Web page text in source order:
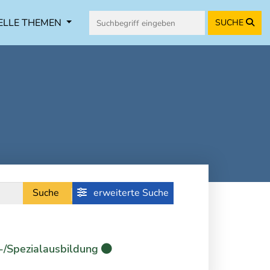
THEMEN SUCHE
Suche erweiterte Suche
Spezialausbildung